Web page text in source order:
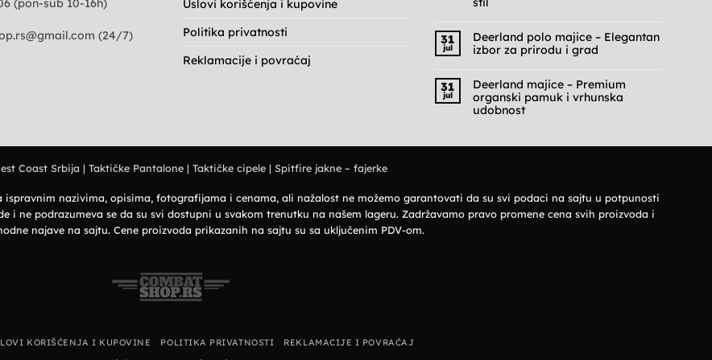
(pon-sub 10-16h)
(24/7)
Uslovi korišćenja i kupovine
Politika privatnosti
Reklamacije i povraćaj
na
Cargo
pantalone
Praktičnost,
udobnost
i
military
stil
31
jul
Deerland polo majice – Elegantan
izbor za prirodu i grad
na
Deerland
polo
majice
–
31
jul
Deerland majice – Premium
organski pamuk i vrhunska
udobnost
pamuk
i
vrhunska
udobnost
Coast Srbija | Taktičke Pantalone| Taktičke cipele| Spitfire jakne – fajerke
nazivima, opisima, fotografijama i cenama, ali nažalost ne možemo garantovati da su svi podaci na sajtu u potpunosti
i ne podrazumeva se da su svi dostupni u svakom trenutku na našem lageru. Zadržavamo pravo promene cena svih proizvoda i
najave na sajtu. Cene proizvoda prikazanih na sajtu su sa uključenim PDV-om.
KORIŠĆENJA I KUPOVINE POLITIKA PRIVATNOSTI REKLAMACIJE I POVRAĆAJ